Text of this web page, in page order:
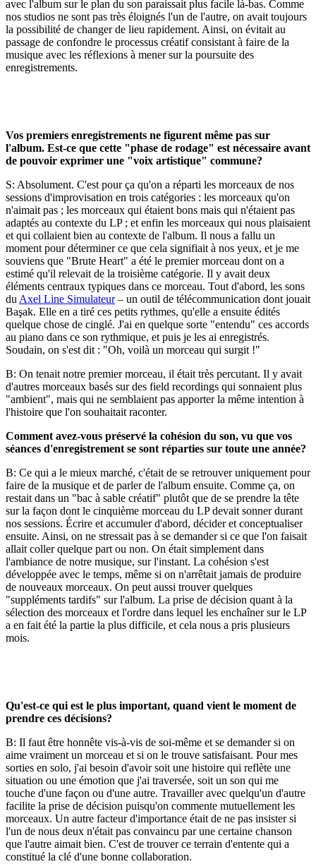
avec l'album sur le plan du son paraissait plus facile là-bas. Comme
nos studios ne sont pas très éloignés l'un de l'autre, on avait toujours
la possibilité de changer de lieu rapidement. Ainsi, on évitait au
passage de confondre le processus créatif consistant à faire de la
musique avec les réflexions à mener sur la poursuite des
enregistrements.
Vos premiers enregistrements ne figurent même pas sur
l'album. Est-ce que cette "phase de rodage" est nécessaire avant
de pouvoir exprimer une "voix artistique" commune?
S: Absolument. C'est pour ça qu'on a réparti les morceaux de nos
sessions d'improvisation en trois catégories : les morceaux qu'on
n'aimait pas ; les morceaux qui étaient bons mais qui n'étaient pas
adaptés au contexte du LP ; et enfin les morceaux qui nous plaisaient
et qui collaient bien au contexte de l'album. Il nous a fallu un
moment pour déterminer ce que cela signifiait à nos yeux, et je me
souviens que "Brute Heart" a été le premier morceau dont on a
estimé qu'il relevait de la troisième catégorie. Il y avait deux
éléments centraux typiques dans ce morceau. Tout d'abord, les sons
du Axel Line Simulateur– un outil de télécommunication dont jouait
Başak. Elle en a tiré ces petits rythmes, qu'elle a ensuite édités
quelque chose de cinglé. J'ai en quelque sorte "entendu" ces accords
au piano dans ce son rythmique, et puis je les ai enregistrés.
Soudain, on s'est dit : "Oh, voilà un morceau qui surgit !"
B: On tenait notre premier morceau, il était très percutant. Il y avait
d'autres morceaux basés sur des field recordings qui sonnaient plus
"ambient", mais qui ne semblaient pas apporter la même intention à
l'histoire que l'on souhaitait raconter.
Comment avez-vous préservé la cohésion du son, vu que vos
séances d'enregistrement se sont réparties sur toute une année?
B: Ce qui a le mieux marché, c'était de se retrouver uniquement pour
faire de la musique et de parler de l'album ensuite. Comme ça, on
restait dans un "bac à sable créatif" plutôt que de se prendre la tête
sur la façon dont le cinquième morceau du LP devait sonner durant
nos sessions. Écrire et accumuler d'abord, décider et conceptualiser
ensuite. Ainsi, on ne stressait pas à se demander si ce que l'on faisait
allait coller quelque part ou non. On était simplement dans
l'ambiance de notre musique, sur l'instant. La cohésion s'est
développée avec le temps, même si on n'arrêtait jamais de produire
de nouveaux morceaux. On peut aussi trouver quelques
"suppléments tardifs" sur l'album. La prise de décision quant à la
sélection des morceaux et l'ordre dans lequel les enchaîner sur le LP
a en fait été la partie la plus difficile, et cela nous a pris plusieurs
mois.
Qu'est-ce qui est le plus important, quand vient le moment de
prendre ces décisions?
B: Il faut être honnête vis-à-vis de soi-même et se demander si on
aime vraiment un morceau et si on le trouve satisfaisant. Pour mes
sorties en solo, j'ai besoin d'avoir soit une histoire qui reflète une
situation ou une émotion que j'ai traversée, soit un son qui me
touche d'une façon ou d'une autre. Travailler avec quelqu'un d'autre
facilite la prise de décision puisqu'on commente mutuellement les
morceaux. Un autre facteur d'importance était de ne pas insister si
l'un de nous deux n'était pas convaincu par une certaine chanson
que l'autre aimait bien. C'est de trouver ce terrain d'entente qui a
constitué la clé d'une bonne collaboration.